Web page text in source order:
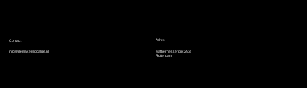
Adres
Mathernesserdijk 293
Rotterdam
Contact
info@demakerscoalitie.nl